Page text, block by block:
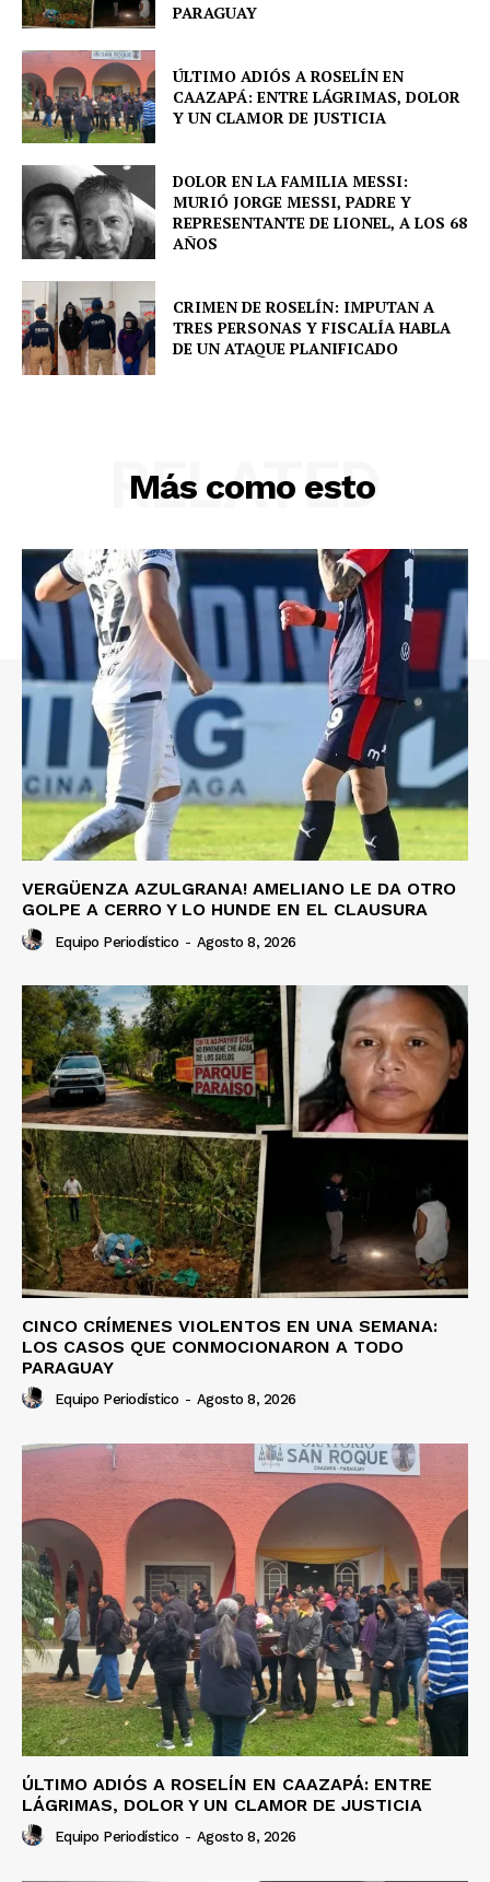
SUBSCRIBE NOW
Company
About
Contact us
Comparte esto:
Facebook
PARAGUAY
ÚLTIMO ADIÓS A ROSELÍN EN
CAAZAPÁ: ENTRE LÁGRIMAS, DOLOR
Y UN CLAMOR DE JUSTICIA
DOLOR EN LA FAMILIA MESSI:
MURIÓ JORGE MESSI, PADRE Y
REPRESENTANTE DE LIONEL, A LOS 68
AÑOS
CRIMEN DE ROSELÍN: IMPUTAN A
TRES PERSONAS Y FISCALÍA HABLA
DE UN ATAQUE PLANIFICADO
Más como esto
RELATED
VERGÜENZA AZULGRANA! AMELIANO LE DA OTRO
GOLPE A CERRO Y LO HUNDE EN EL CLAUSURA
Equipo Periodístico - Agosto 8, 2026
CINCO CRÍMENES VIOLENTOS EN UNA SEMANA:
LOS CASOS QUE CONMOCIONARON A TODO
PARAGUAY
Equipo Periodístico - Agosto 8, 2026
ÚLTIMO ADIÓS A ROSELÍN EN CAAZAPÁ: ENTRE
LÁGRIMAS, DOLOR Y UN CLAMOR DE JUSTICIA
Equipo Periodístico - Agosto 8, 2026